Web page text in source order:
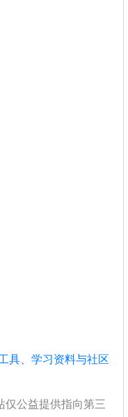
具、学习资料与社区
仅公益提供指向第三